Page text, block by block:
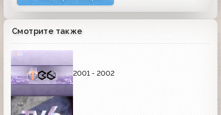
Смотрите также
2001 - 2002